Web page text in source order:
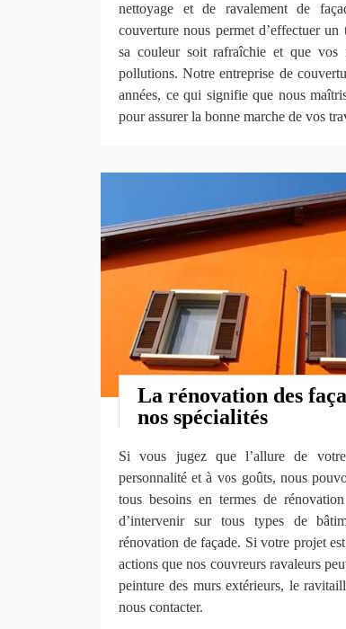
nettoyage et de ravalement de
couverture nous permet d’effectuer
sa couleur soit rafraîchie et que vos
pollutions. Notre entreprise de
années, ce qui signifie que nous
pour assurer la bonne marche de vos
La rénovation des
nos spécialités
Si vous jugez que l’allure de
personnalité et à vos goûts, nous
tous besoins en termes de
d’intervenir sur tous types de
rénovation de façade. Si votre projet
actions que nos couvreurs ravaleurs
peinture des murs extérieurs, le
nous contacter.